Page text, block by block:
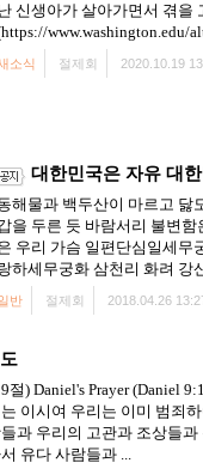
신생아가 살아가면서 겪을
www.washington.edu/
소식 절제회 2020.10.19
대한민국은 자유 대
해물과 백두산이 마르고 닳
을 두른 듯 바람서리 불변
우리 가슴 일편단심일세무
하세무궁화 삼천리 화려 강
반 절제회 2018.04.26
절) Daniel's Prayer (Daniel
이시여 우리는 이미 범죄
과 우리의 고관과 조상들
유다 사람들과 ...